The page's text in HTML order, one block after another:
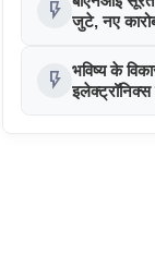
flash_on जुटे, नए
flash_on भविष्य के
इलेक्ट्रॉनिक्स